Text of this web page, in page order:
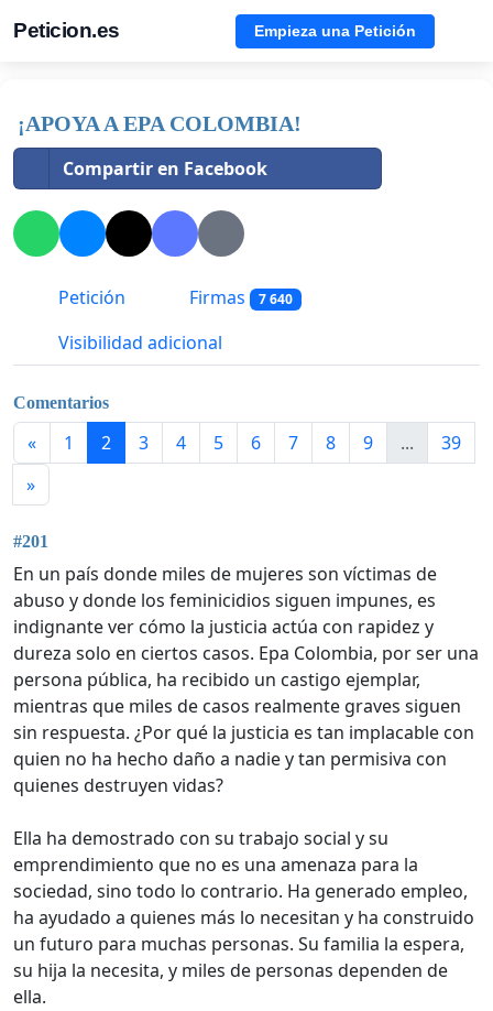
Peticion.es Empieza una Petición
¡APOYA A EPA COLOMBIA!
Compartir en Facebook
Petición Firmas 7 640
Visibilidad adicional
Comentarios
« 1 2 3 4 5 6 7 8 9 ...
39
»
#201
En un país donde miles de mujeres son víctimas de
abuso y donde los feminicidios siguen impunes, es
indignante ver cómo la justicia actúa con rapidez y
dureza solo en ciertos casos. Epa Colombia, por ser una
persona pública, ha recibido un castigo ejemplar,
mientras que miles de casos realmente graves siguen
sin respuesta. ¿Por qué la justicia es tan implacable con
quien no ha hecho daño a nadie y tan permisiva con
quienes destruyen vidas?
Ella ha demostrado con su trabajo social y su
emprendimiento que no es una amenaza para la
sociedad, sino todo lo contrario. Ha generado empleo,
ha ayudado a quienes más lo necesitan y ha construido
un futuro para muchas personas. Su familia la espera,
su hija la necesita, y miles de personas dependen de
ella.